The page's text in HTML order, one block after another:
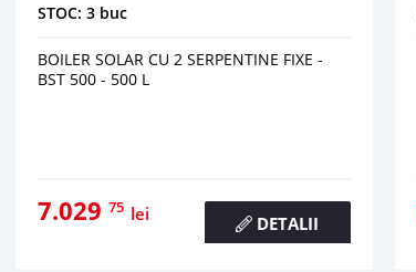
STOC: 3 buc
BOILER SOLAR CU 2 SERPENTINE FIXE -
BST 500 - 500 L
7.029 75 lei DETALII